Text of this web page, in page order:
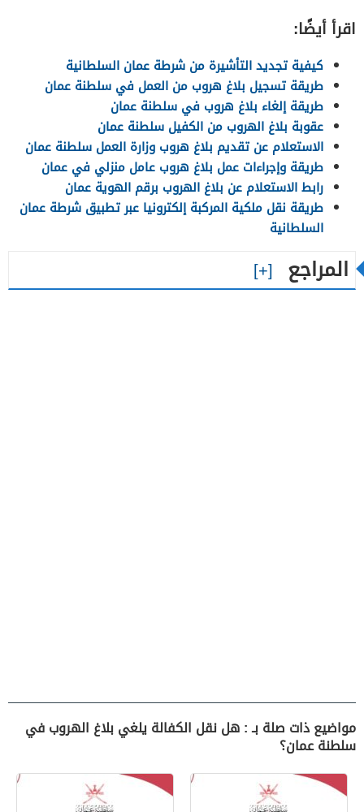
اقرأ أيضًا:
كيفية تجديد التأشيرة من شرطة عمان السلطانية
طريقة تسجيل بلاغ هروب من العمل في سلطنة عمان
طريقة إلغاء بلاغ هروب في سلطنة عمان
عقوبة بلاغ الهروب من الكفيل سلطنة عمان
الاستعلام عن تقديم بلاغ هروب وزارة العمل سلطنة عمان
طريقة وإجراءات عمل بلاغ هروب عامل منزلي في عمان
رابط الاستعلام عن بلاغ الهروب برقم الهوية عمان
طريقة نقل ملكية المركبة إلكترونيا عبر تطبيق شرطة عمان
السلطانية
المراجع
مواضيع ذات صلة بـ : هل نقل الكفالة يلغي بلاغ الهروب في
سلطنة عمان؟